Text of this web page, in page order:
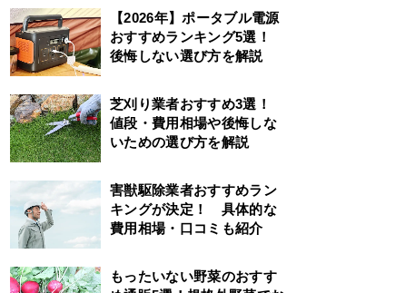
【2026年】ポータブル電源
おすすめランキング5選！
後悔しない選び方を解説
芝刈り業者おすすめ3選！
値段・費用相場や後悔しな
いための選び方を解説
害獣駆除業者おすすめラン
キングが決定！ 具体的な
費用相場・口コミも紹介
もったいない野菜のおすす